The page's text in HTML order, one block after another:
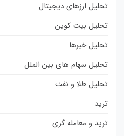
تحلیل ارزهای دیجیتال
تحلیل بیت کوین
تحلیل خبرها
تحلیل سهام های بین الملل
تحلیل طلا و نفت
ترید
ترید و معامله گری